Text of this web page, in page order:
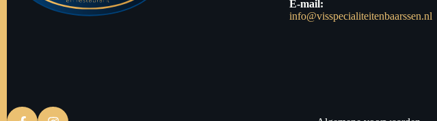
E-mail:
info@visspecialiteitenbaarssen.nl